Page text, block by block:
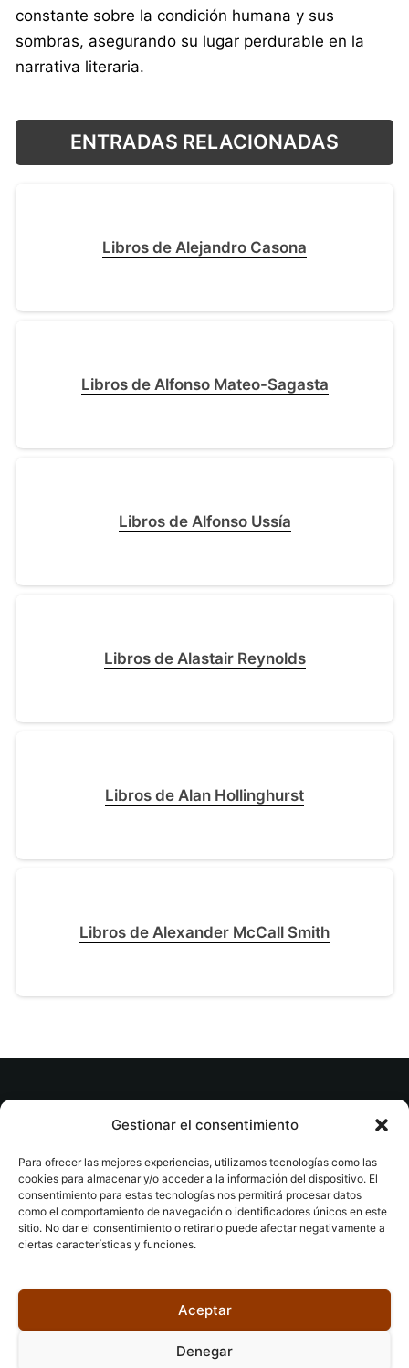
Gestionar el consentimiento
Para ofrecer las mejores experiencias, utilizamos tecnologías como las
cookies para almacenar y/o acceder a la información del dispositivo. El
consentimiento para estas tecnologías nos permitirá procesar datos
como el comportamiento de navegación o identificadores únicos en este
sitio. No dar el consentimiento o retirarlo puede afectar negativamente a
ciertas características y funciones.
Aceptar
Denegar
constante sobre la condición humana y sus
sombras, asegurando su lugar perdurable en la
narrativa literaria.
ENTRADAS RELACIONADAS
Libros de Alejandro Casona
Libros de Alfonso Mateo-Sagasta
Libros de Alfonso Ussía
Libros de Alastair Reynolds
Libros de Alan Hollinghurst
Libros de Alexander McCall Smith
© tuslibrosvip.com · Todos los derechos
Aviso legal|Accesibilidad